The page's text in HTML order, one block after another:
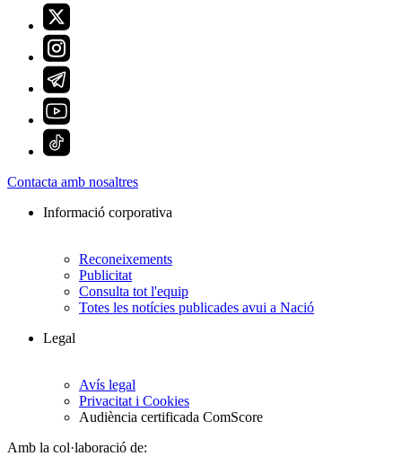
Contacta amb nosaltres
Informació corporativa
Reconeixements
Publicitat
Consulta tot l'equip
Totes les notícies publicades avui a Nació
Legal
Avís legal
Privacitat i Cookies
Audiència certificada ComScore
Amb la col·laboració de: